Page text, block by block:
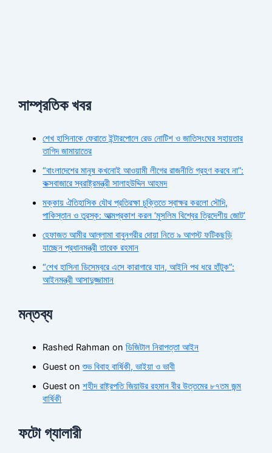
সাম্প্রতিক খবর
শেখ হাসিনাকে ফেরাতে ইন্টারপোলে রেড নোটিশ ও জাতিসংঘের সহায়তার
তাগিদ জামায়াতের
“বাংলাদেশের মানুষ কখনোই আওয়ামী লীগের রাজনীতি গ্রহণ করবে না”:
কক্সবাজারে স্বরাষ্ট্রমন্ত্রী সালাহউদ্দিন আহমদ
মক্কায় ঐতিহাসিক যৌথ প্রতিরক্ষা চুক্তিতে স্বাক্ষর করলো সৌদি,
পাকিস্তান ও তুরস্ক: আত্মপ্রকাশ করল ‘মুসলিম বিশ্বের ত্রিদেশীয় জোট’
হেফাজত আমীর আল্লামা বাবুনগরীর দোয়া নিতে ৯ আগস্ট ফটিকছড়ি
যাচ্ছেন প্রধানমন্ত্রী তারেক রহমান
“শেখ হাসিনা ডিসেম্বরে এসে কারাগারে যান, আইনি পথ ধরে হাঁটুক”:
আইনমন্ত্রী আসাদুজ্জামান
মন্তব্য
Rashed Rahman onডিজিটাল নিরাপত্তা আইন
Guest onশুভ বিবাহ বার্ষিকী, ভাইয়া ও ভাবী
Guest onশহীদ রাষ্ট্রপতি জিয়াউর রহমান বীর উত্তমের ৮৭তম জন্ম
বার্ষিকী
ফটো গ্যালারী